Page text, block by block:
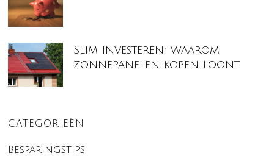
Slim investeren: waarom
zonnepanelen kopen loont
CATEGORIEËN
Besparingstips